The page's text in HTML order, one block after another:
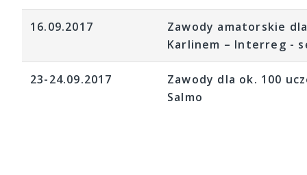
16.09.2017
Zawody amatorskie
Karlinem – Interreg -
23-24.09.2017
Zawody dla ok. 100
Salmo